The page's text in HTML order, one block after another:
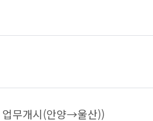
무개시(안양→울산))